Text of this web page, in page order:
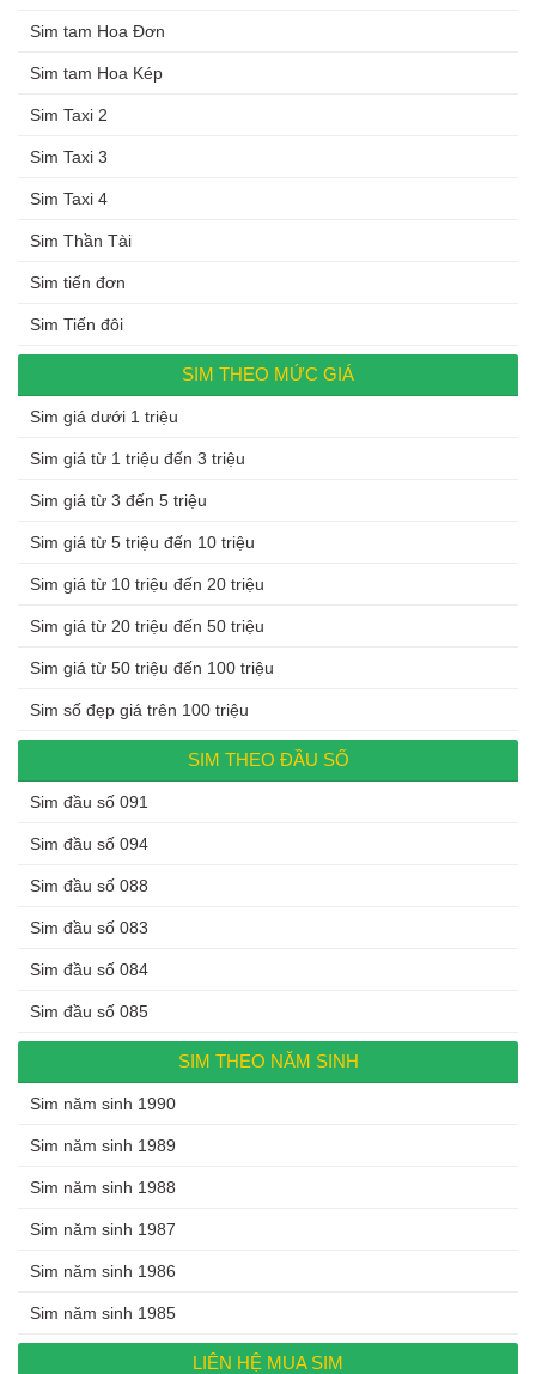
Sim tam Hoa Đơn
Sim tam Hoa Kép
Sim Taxi 2
Sim Taxi 3
Sim Taxi 4
Sim Thần Tài
Sim tiến đơn
Sim Tiến đôi
SIM THEO MỨC GIÁ
Sim giá dưới 1 triệu
Sim giá từ 1 triệu đến 3 triệu
Sim giá từ 3 đến 5 triệu
Sim giá từ 5 triệu đến 10 triệu
Sim giá từ 10 triệu đến 20 triệu
Sim giá từ 20 triệu đến 50 triệu
Sim giá từ 50 triệu đến 100 triệu
Sim số đẹp giá trên 100 triệu
SIM THEO ĐẦU SỐ
Sim đầu số 091
Sim đầu số 094
Sim đầu số 088
Sim đầu số 083
Sim đầu số 084
Sim đầu số 085
SIM THEO NĂM SINH
Sim năm sinh 1990
Sim năm sinh 1989
Sim năm sinh 1988
Sim năm sinh 1987
Sim năm sinh 1986
Sim năm sinh 1985
LIÊN HỆ MUA SIM